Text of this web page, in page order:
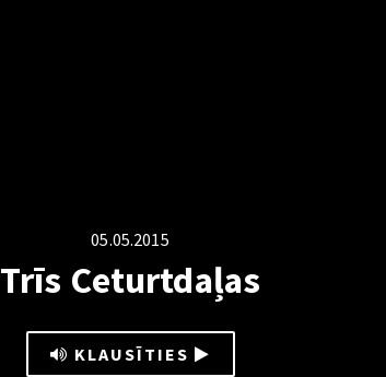
05.05.2015
Trīs Ceturtdaļas
KLAUSĪTIES